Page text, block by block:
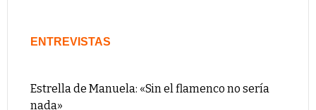
ENTREVISTAS
Estrella de Manuela: «Sin el flamenco no sería
nada»